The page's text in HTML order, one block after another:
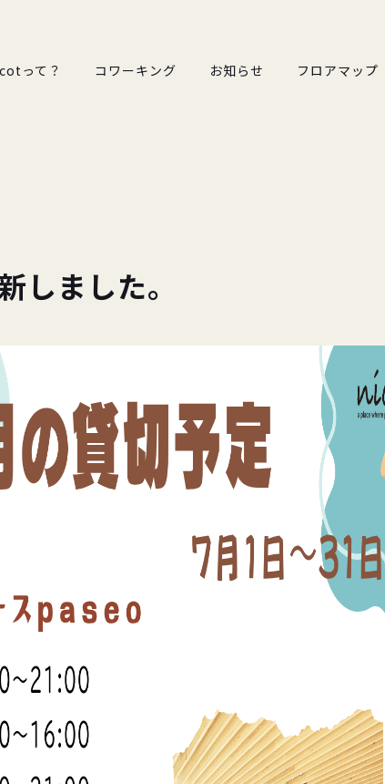
って？ コワーキング お知らせ フロアマップ
しました。